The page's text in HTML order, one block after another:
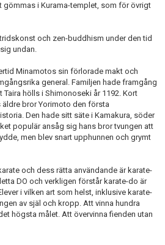
gömmas i Kurama-templet, som för övrigt
och zen-buddhism under den tid
undan.
Minamotos sin förlorade makt och
general. Familjen hade framgång
hölls i Shimonoseki år 1192. Kort
bror Yorimoto den första
Den hade sitt säte i Kamakura, söder
populär ansåg sig hans bror tvungen att
men blev snart upphunnen och grymt
och dess rätta användande är karate-
DO och verkligen förstår karate-do är
i vilken art som helst, inklusive karate-
av själ och kropp. Att vinna hundra
högsta målet. Att övervinna fienden utan